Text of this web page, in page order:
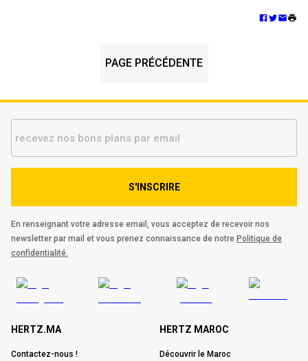
PAGE PRÉCÉDENTE
S'INSCRIRE
En renseignant votre adresse email, vous acceptez de recevoir nos
newsletter par mail et vous prenez connaissance de notre Politique de
confidentialité.
HERTZ.MA
Contactez-nous !
HERTZ MAROC
Découvrir le Maroc